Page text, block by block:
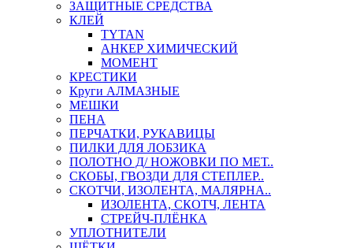
ЗАЩИТНЫЕ СРЕДСТВА
КЛЕЙ
TYTAN
АНКЕР ХИМИЧЕСКИЙ
МОМЕНТ
КРЕСТИКИ
Круги АЛМАЗНЫЕ
МЕШКИ
ПЕНА
ПЕРЧАТКИ, РУКАВИЦЫ
ПИЛКИ ДЛЯ ЛОБЗИКА
ПОЛОТНО Д/ НОЖОВКИ ПО МЕТ..
СКОБЫ, ГВОЗДИ ДЛЯ СТЕПЛЕР..
СКОТЧИ, ИЗОЛЕНТА, МАЛЯРНА..
ИЗОЛЕНТА, СКОТЧ, ЛЕНТА
СТРЕЙЧ-ПЛЁНКА
УПЛОТНИТЕЛИ